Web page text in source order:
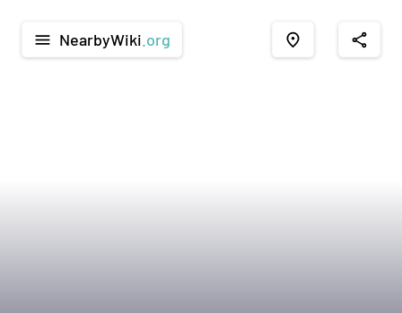
menu NearbyWiki .org place share